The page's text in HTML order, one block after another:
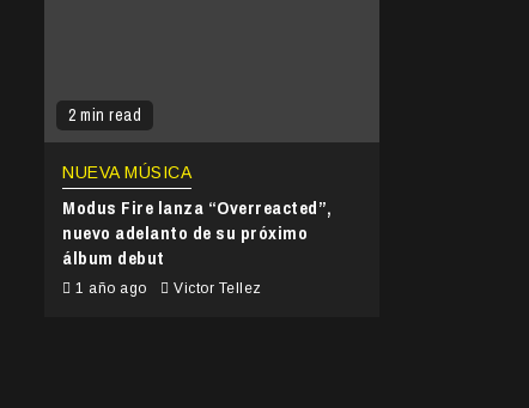
2 min read
NUEVA MÚSICA
Modus Fire lanza “Overreacted”,
nuevo adelanto de su próximo
álbum debut
1 año ago Victor Tellez